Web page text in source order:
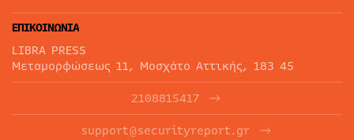
ΕΠΙΚΟΙΝΩΝΙΑ
LIBRA PRESS
Μεταμορφώσεως 11, Μοσχάτο Αττικής, 183 45
2108815417
support@securityreport.gr